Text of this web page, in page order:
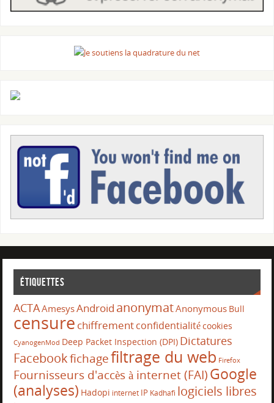
Étiquettes
ACTAAmesysAndroid anonymatAnonymous Bull
censure chiffrementconfidentialitécookies
CyanogenMod Deep Packet Inspection (DPI) Dictatures
Facebookfichagefiltrage du web Firefox
Fournisseurs d'accès à internet (FAI)Google
(analyses) Hadopi internet IP Kadhafi logiciels libres